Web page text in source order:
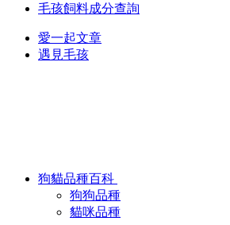
毛孩飼料成分查詢
愛一起文章
遇見毛孩
狗貓品種百科
狗狗品種
貓咪品種